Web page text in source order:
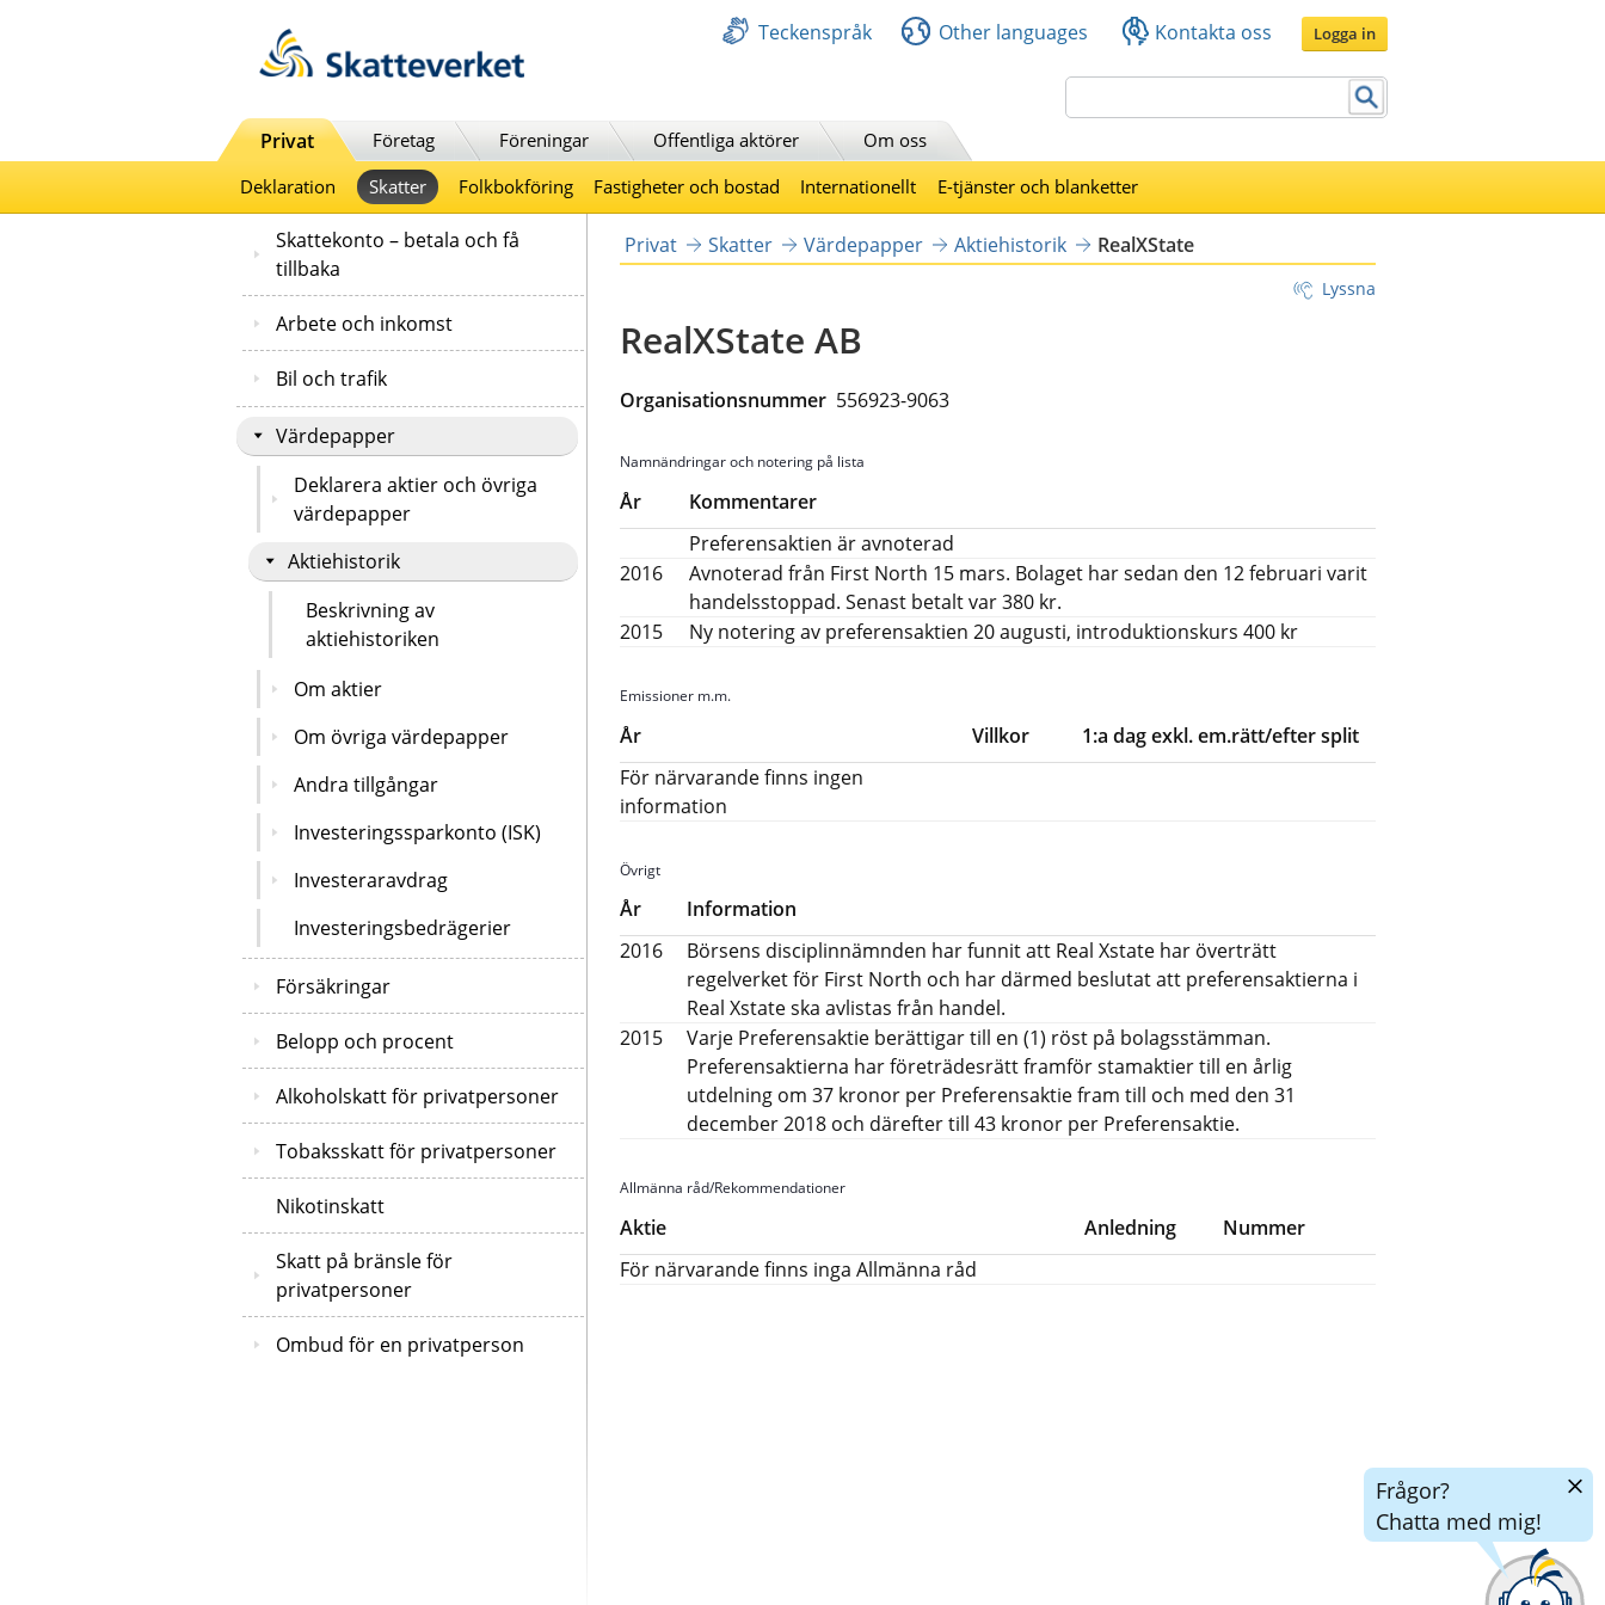
Teckenspråk Other languages Kontakta oss Logga in
Privat Företag Föreningar Offentliga aktörer
Om oss
Deklaration
Skatter Folkbokföring Fastigheter och bostad Internationellt E-tjänster och blanketter
Skattekonto – betala och få
tillbaka
Arbete och inkomst
Bil och trafik
Värdepapper
Deklarera aktier och övriga
värdepapper
Aktiehistorik
Beskrivning av
aktiehistoriken
Om aktier
Om övriga värdepapper
Andra tillgångar
Investeringssparkonto (ISK)
Investeraravdrag
Investeringsbedrägerier
Försäkringar
Belopp och procent
Alkoholskatt för privatpersoner
Tobaksskatt för privatpersoner
Nikotinskatt
Skatt på bränsle för
privatpersoner
Ombud för en privatperson
Privat Skatter Värdepapper Aktiehistorik RealXState
Lyssna
RealXState AB
Organisationsnummer 556923-9063
Namnändringar och notering på lista
År
Kommentarer
Preferensaktien är avnoterad
2016
Avnoterad från First North 15 mars. Bolaget har sedan den 12 februari varit
handelsstoppad. Senast betalt var 380 kr.
2015
Ny notering av preferensaktien 20 augusti, introduktionskurs 400 kr
Emissioner m.m.
År Villkor
1:a dag exkl. em.rätt/efter split
För närvarande finns ingen
information
Övrigt
År
Information
2016
Börsens disciplinnämnden har funnit att Real Xstate har överträtt
regelverket för First North och har därmed beslutat att preferensaktierna i
Real Xstate ska avlistas från handel.
2015
Varje Preferensaktie berättigar till en (1) röst på bolagsstämman.
Preferensaktierna har företrädesrätt framför stamaktier till en årlig
utdelning om 37 kronor per Preferensaktie fram till och med den 31
december 2018 och därefter till 43 kronor per Preferensaktie.
Allmänna råd/Rekommendationer
Aktie Anledning
Nummer
För närvarande finns inga Allmänna råd
Frågor?
Chatta med mig!
Dölj